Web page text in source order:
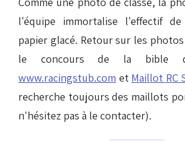
l'équipe immortalise l'effectif
papier glacé. Retour sur les photos
le concours de la bible
www.racingstub.com et Maillot RC
recherche toujours des maillots
n'hésitez pas à le contacter).